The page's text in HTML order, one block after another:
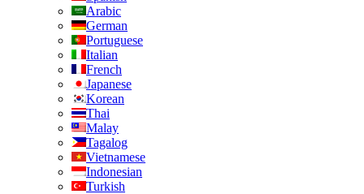
Arabic
German
Portuguese
Italian
French
Japanese
Korean
Thai
Malay
Tagalog
Vietnamese
Indonesian
Turkish